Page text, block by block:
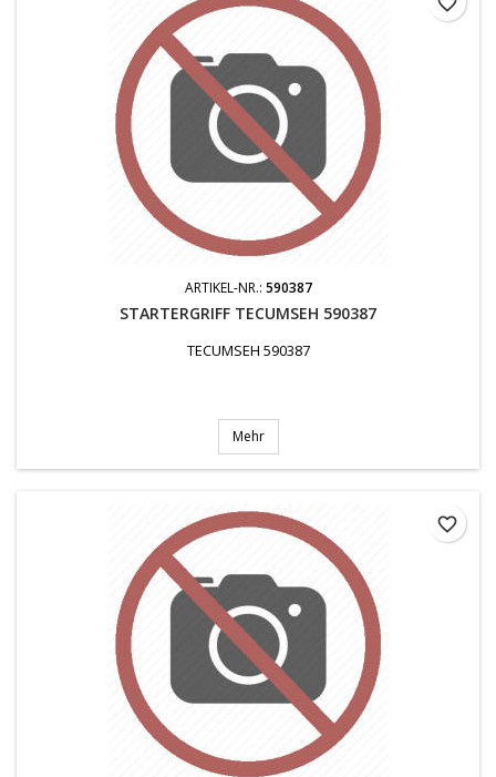
ARTIKEL-NR.: 590387
STARTERGRIFF TECUMSEH 590387
TECUMSEH 590387
Mehr
favorite_border